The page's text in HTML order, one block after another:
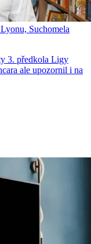
Suchomela
3. předkola Ligy
ale upozornil i na